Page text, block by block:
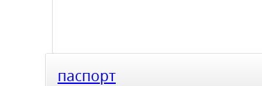
паспорт